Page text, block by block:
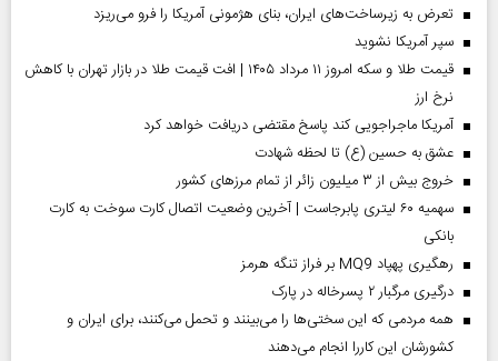
تعرض به زیرساخت‌های ایران، بنای هژمونی آمریکا را فرو می‌ریزد
سپر آمریکا نشوید
قیمت طلا و سکه امروز ۱۱ مرداد ۱۴۰۵ | افت قیمت طلا در بازار تهران با کاهش
نرخ ارز
آمریکا ماجراجویی کند پاسخ مقتضی دریافت خواهد کرد
عشق به حسین (ع) تا لحظه شهادت
خروج بیش از ۳ میلیون زائر از تمام مرز‌های کشور
سهمیه ۶۰ لیتری پابرجاست | آخرین وضعیت اتصال کارت سوخت به کارت
بانکی
رهگیری پهپاد MQ9 بر فراز تنگه هرمز
درگیری مرگبار ۲ پسرخاله در پارک
همه مردمی که این سختی‌ها را می‌بینند و تحمل می‌کنند، برای ایران و
کشورشان این کاررا انجام می‌دهند